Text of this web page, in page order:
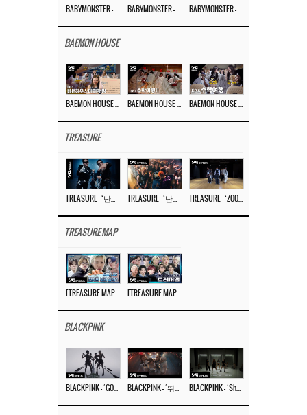
BABYMONSTER – ‘Last Evaluation’ EP.8 BABYMONSTER – ‘Last Evaluation’ EP.7 BABYMONSTER – ‘Last Evaluation’ EP.6
BAEMON HOUSE
BAEMON HOUSE EP.8 BAEMON HOUSE EP.7 BAEMON HOUSE EP.6
TREASURE
TREASURE – ‘난리나 (NALLY-NA) (HYUNHAYO)’ DANCE PERFORMANCE VIDEO TREASURE – ‘난리나 (NALLY-NA) (HYUNHAYO)’ M/V TREASURE – ‘ZOOM ZOOM’ DANCE PRACTICE VIDEO
TREASURE MAP
[TREASURE MAP] EP.77 🥲 우리 트레저 겁쟁이 아닙니다 🤚 기묘한 전시회 [TREASURE MAP] EP.77 🕯️ THE STRANGE EXHIBITION 🕰️ TEASER
BLACKPINK
BLACKPINK – ‘GO’ M/V BLACKPINK – ‘뛰어(JUMP)’ M/V BLACKPINK – ‘Shut Down’ DANCE PERFORMANCE VIDEO